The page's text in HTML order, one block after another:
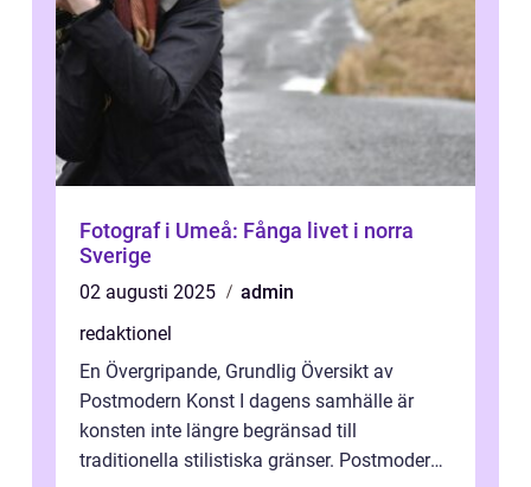
Fotograf i Umeå: Fånga livet i norra
Sverige
02 augusti 2025
admin
redaktionel
En Övergripande, Grundlig Översikt av
Postmodern Konst I dagens samhälle är
konsten inte längre begränsad till
traditionella stilistiska gränser. Postmodern